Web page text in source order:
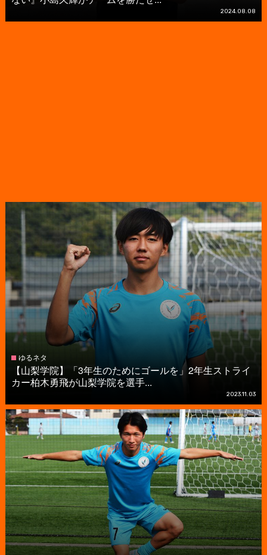
2024.08.08
ゆるネタ
【山梨学院】「3年生のためにゴールを」2年生ストライ
カー柏木勇飛が山梨学院を選手...
2023.11.03